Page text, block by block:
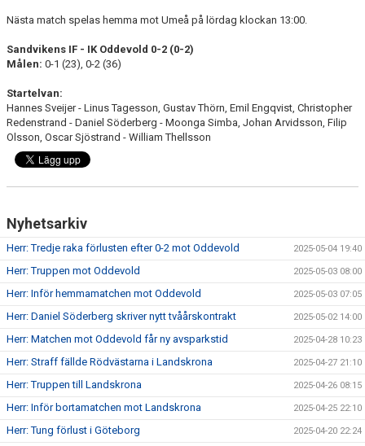
Nästa match spelas hemma mot Umeå på lördag klockan 13:00.
Sandvikens IF - IK Oddevold 0-2 (0-2)
Målen: 0-1 (23), 0-2 (36)
Startelvan:
Hannes Sveijer - Linus Tagesson, Gustav Thörn, Emil Engqvist, Christopher
Redenstrand - Daniel Söderberg - Moonga Simba, Johan Arvidsson, Filip
Olsson, Oscar Sjöstrand - William Thellsson
Nyhetsarkiv
Herr: Tredje raka förlusten efter 0-2 mot Oddevold 2025-05-04 19:40
Herr: Truppen mot Oddevold 2025-05-03 08:00
Herr: Inför hemmamatchen mot Oddevold 2025-05-03 07:05
Herr: Daniel Söderberg skriver nytt tvåårskontrakt 2025-05-02 14:00
Herr: Matchen mot Oddevold får ny avsparkstid 2025-04-28 10:23
Herr: Straff fällde Rödvästarna i Landskrona 2025-04-27 21:10
Herr: Truppen till Landskrona 2025-04-26 08:15
Herr: Inför bortamatchen mot Landskrona 2025-04-25 22:10
Herr: Tung förlust i Göteborg 2025-04-20 22:24